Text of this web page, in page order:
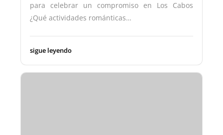
para celebrar un compromiso en Los Cabos
¿Qué actividades románticas…
sigue leyendo